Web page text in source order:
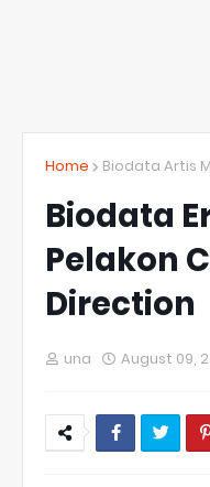
Home Biodata Artis
Biodata
Pelakon
Direction
una August 09,